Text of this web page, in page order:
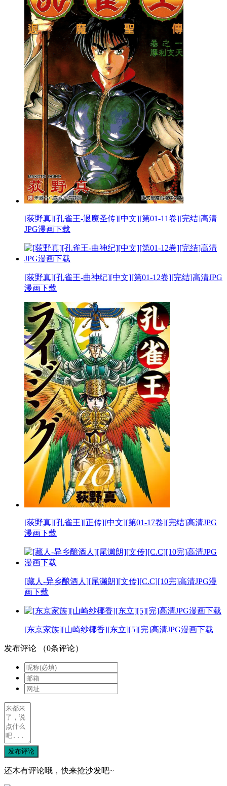
[荻野真][孔雀王-退魔圣传][中文][第01-11卷][完结]高清
JPG漫画下载
[荻野真][孔雀王-曲神纪][中文][第01-12卷][完结]高清JPG
漫画下载
[荻野真][孔雀王][正传][中文][第01-17卷][完结]高清JPG
漫画下载
[藏人-异乡酿酒人][尾濑朗][文传][C.C][10完]高清JPG漫
画下载
[东京家族][山崎纱椰香][东立][5][完]高清JPG漫画下载
发布评论 （0条评论）
发布评论
还木有评论哦，快来抢沙发吧~